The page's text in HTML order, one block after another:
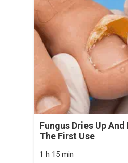
Fungus Dries Up
The First Use
1 h 15 min